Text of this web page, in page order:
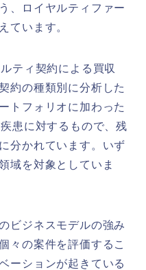
、ロイヤルティファー
ています。
ティ契約による買収
約の種類別に分析した
トフォリオに加わった
患に対するもので、残
分かれています。いず
域を対象としていま
ビジネスモデルの強み
々の案件を評価するこ
ーションが起きている